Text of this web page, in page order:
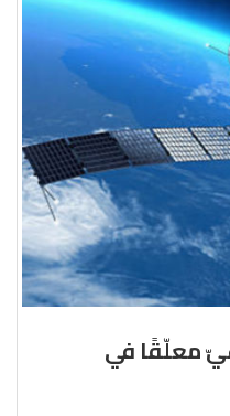
معلّقًا في